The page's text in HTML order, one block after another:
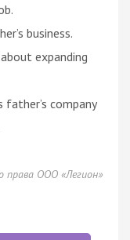
business.
expanding
company
права ООО «Легион»